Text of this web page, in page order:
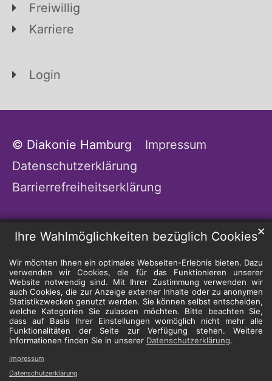
Ihre Wahlmöglichkeiten bezüglich Cookies
Wir möchten Ihnen ein optimales Webseiten-Erlebnis bieten. Dazu
verwenden wir Cookies, die für das Funktionieren unserer
Website notwendig sind. Mit Ihrer Zustimmung verwenden wir
auch Cookies, die zur Anzeige externer Inhalte oder zu anonymen
Statistikzwecken genutzt werden. Sie können selbst entscheiden,
welche Kategorien Sie zulassen möchten. Bitte beachten Sie,
dass auf Basis Ihrer Einstellungen womöglich nicht mehr alle
Funktionalitäten der Seite zur Verfügung stehen. Weitere
Informationen finden Sie in unserer Datenschutzerklärung.
✕
Impressum
Datenschutzerklärung
Freiwillig
Karriere
Login
© Diakonie Hamburg
Impressum
Datenschutzerklärung
Barrierrefreiheitserklärung